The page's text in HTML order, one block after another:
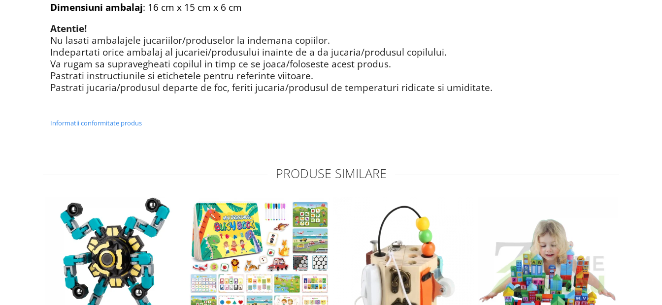
Dimensiuni ambalaj: 16 cm x 15 cm x 6 cm
Atentie!
Nu lasati ambalajele jucariilor/produselor la indemana copiilor.
Indepartati orice ambalaj al jucariei/produsului inainte de a da jucaria/produsul copilului.
Va rugam sa supravegheati copilul in timp ce se joaca/foloseste acest produs.
Pastrati instructiunile si etichetele pentru referinte viitoare.
Pastrati jucaria/produsul departe de foc, feriti jucaria/produsul de temperaturi ridicate si umiditate.
Informatii conformitate produs
PRODUSE SIMILARE